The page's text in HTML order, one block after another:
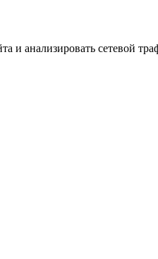
и анализировать сетевой